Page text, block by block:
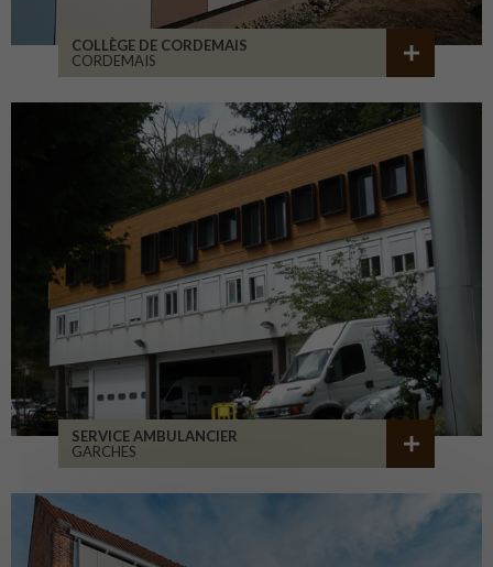
COLLÈGE DE CORDEMAIS
CORDEMAIS
SERVICE AMBULANCIER
GARCHES